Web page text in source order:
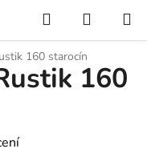
Hledat
KOŠÍK
160 starocín
160